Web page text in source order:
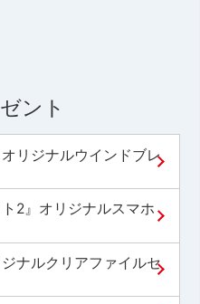
ント
リジナルウインドブレ
2』オリジナルスマホ
ナルクリアファイルセ